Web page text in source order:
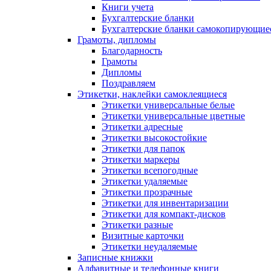
Книги учета
Бухгалтерские бланки
Бухгалтерские бланки
Грамоты, дипломы
Благодарность
Грамоты
Дипломы
Поздравляем
Этикетки, наклейки самоклеящиеся
Этикетки универсальные белые
Этикетки универсальные цветные
Этикетки адресные
Этикетки высокостойкие
Этикетки для папок
Этикетки маркеры
Этикетки всепогодные
Этикетки удаляемые
Этикетки прозрачные
Этикетки для инвентаризации
Этикетки для компакт-дисков
Этикетки разные
Визитные карточки
Этикетки неудаляемые
Записные книжки
Алфавитные и телефонные книги